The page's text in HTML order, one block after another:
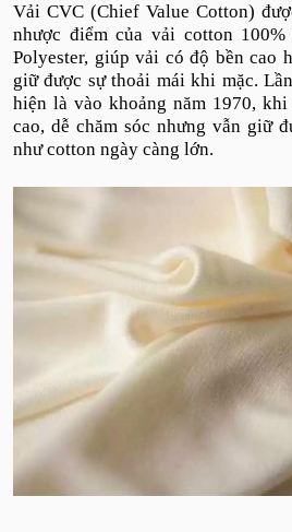
Vải CVC (Chief Value Cotton)
nhược điểm của vải cotton
Polyester, giúp vải có độ bền cao
giữ được sự thoải mái khi mặc.
hiện là vào khoảng năm 1970,
cao, dễ chăm sóc nhưng vẫn giữ
như cotton ngày càng lớn.